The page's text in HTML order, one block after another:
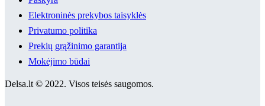
Elektroninės prekybos taisyklės
Privatumo politika
Prekių grąžinimo garantija
Mokėjimo būdai
Delsa.lt © 2022. Visos teisės saugomos.